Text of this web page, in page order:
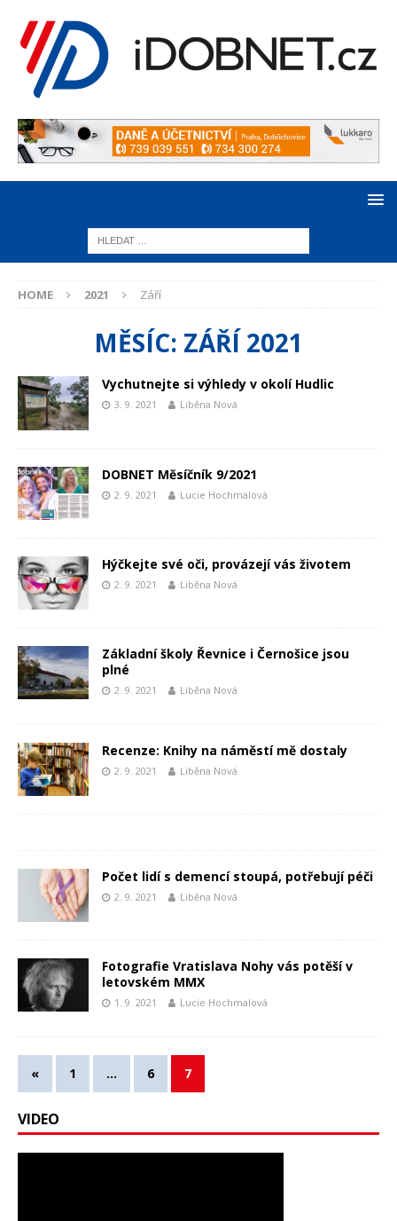
HOME 2021 Září
MĚSÍC: ZÁŘÍ 2021
Vychutnejte si výhledy v okolí Hudlic
3. 9. 2021 Liběna Nová
DOBNET Měsíčník 9/2021
2. 9. 2021 Lucie Hochmalová
Hýčkejte své oči, provázejí vás životem
2. 9. 2021 Liběna Nová
Základní školy Řevnice i Černošice jsou
plné
2. 9. 2021 Liběna Nová
Recenze: Knihy na náměstí mě dostaly
2. 9. 2021 Liběna Nová
Počet lidí s demencí stoupá, potřebují péči
2. 9. 2021 Liběna Nová
Fotografie Vratislava Nohy vás potěší v
letovském MMX
1. 9. 2021 Lucie Hochmalová
« 1 … 6 7
VIDEO